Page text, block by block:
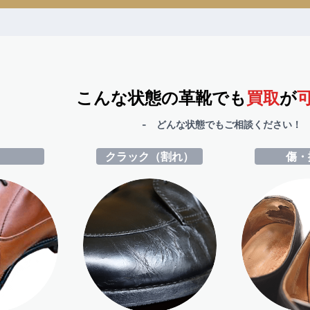
こんな状態の革靴でも買取が
- どんな状態でもご相談ください
クラック（割れ） 傷